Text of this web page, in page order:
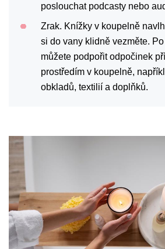
poslouchat podcasty nebo
Zrak. Knížky v koupelně
si do vany klidně vezměte.
můžete podpořit odpočinek
prostředím v koupelně,
obkladů, textilií a doplňků.